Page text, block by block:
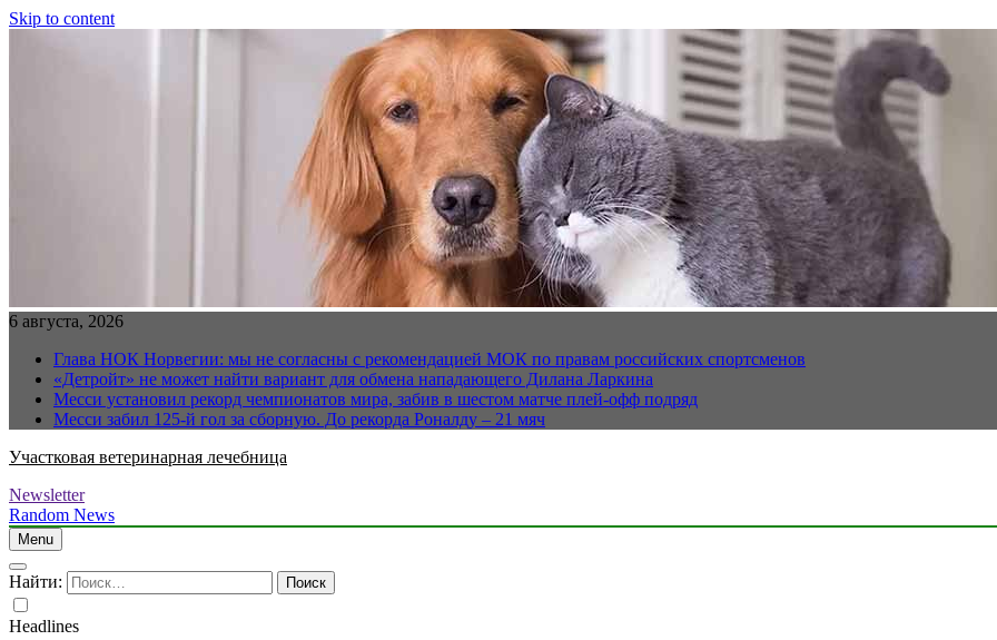
Skip to content
6 августа, 2026
Глава НОК Норвегии: мы не согласны с рекомендацией МОК по правам российских спортсменов
«Детройт» не может найти вариант для обмена нападающего Дилана Ларкина
Месси установил рекорд чемпионатов мира, забив в шестом матче плей‑офф подряд
Месси забил 125-й гол за сборную. До рекорда Роналду – 21 мяч
Участковая ветеринарная лечебница
Newsletter
Random News
Menu
Найти:
Headlines